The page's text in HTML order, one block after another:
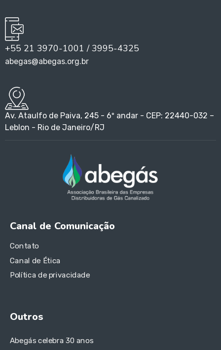
+55 21 3970-1001 / 3995-4325
abegas@abegas.org.br
Av. Ataulfo de Paiva, 245 - 6º andar - CEP: 22440-032 –
Leblon - Rio de Janeiro/RJ
Canal de Comunicação
Contato
Canal de Ética
Política de privacidade
Outros
Abegás celebra 30 anos